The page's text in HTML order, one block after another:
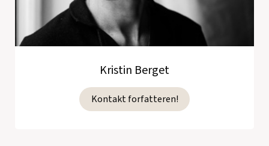
Kristin Berget
Kontakt forfatteren!